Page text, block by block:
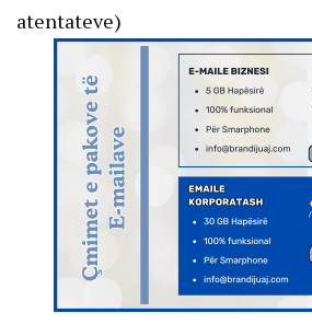
atentateve)